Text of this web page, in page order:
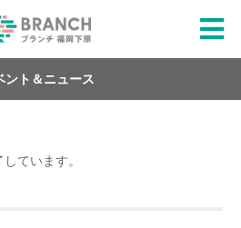
ント＆ニュース
ています。